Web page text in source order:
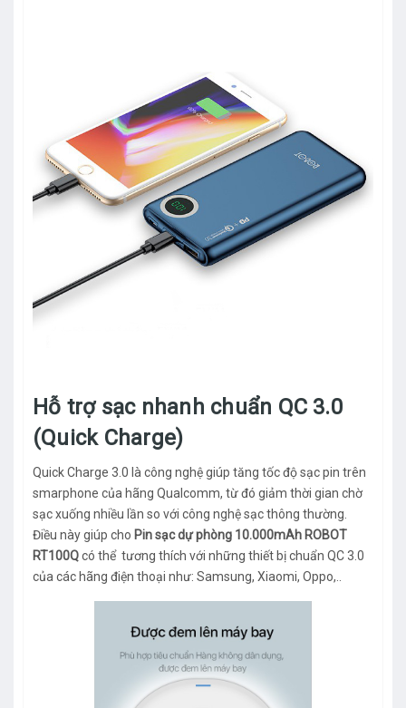
Hỗ trợ sạc nhanh chuẩn QC 3.0
(Quick Charge)
Quick Charge 3.0 là công nghệ giúp tăng tốc độ sạc pin trên
smarphone của hãng Qualcomm, từ đó giảm thời gian chờ
sạc xuống nhiều lần so với công nghệ sạc thông thường.
Điều này giúp cho Pin sạc dự phòng 10.000mAh ROBOT
RT100Qcó thể tương thích với những thiết bị chuẩn QC 3.0
của các hãng điện thoại như: Samsung, Xiaomi, Oppo,..